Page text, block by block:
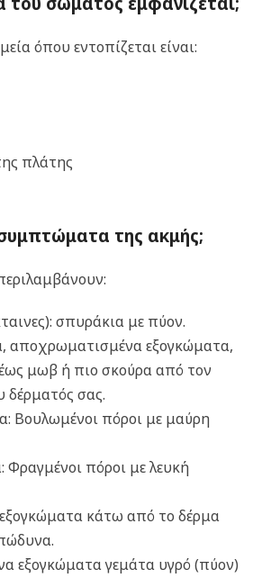
όπου εντοπίζεται είναι:
πλάτης
της ακμής;
σπυράκια με πύον.
αποχρωματισμένα εξογκώματα,
μωβ ή πιο σκούρα από τον
δέρματός σας.
Βουλωμένοι πόροι με μαύρη
Φραγμένοι πόροι με λευκή
κάτω από το δέρμα
εξογκώματα γεμάτα υγρό (πύον)